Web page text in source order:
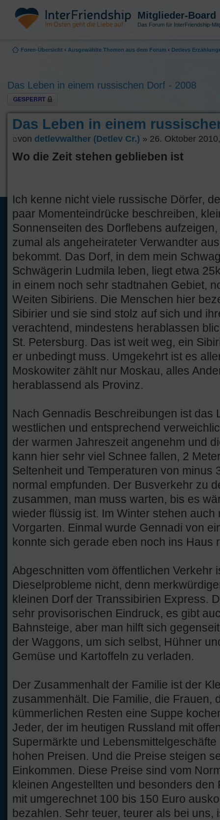
Mitglieder-Board
Das Forum für InterFriendship-
Foren-Übersicht ‹ Ausgewählte Themen aus dem Forum ‹ Detlevs
Das Leben in einem russischen Dorf - 2008
Thema gesperrt
Das Leben in einem
von detlevwalther (Detlev Cr.) » 26. Oktober
Wo die Zeit stehen geblieben ist
Ich kenne nicht viele russische Dörfer,
paar Momenteindrücke beschreiben,
Sonnenseiten des Dorflebens
zumal als angeheirateter Verwandter
bekommt. Das Dorf, in dem mein
Schwägerin Ludmila leben, liegt etwa
in einem noch sehr stadtnahen Gebiet,
Weiten Sibiriens. Die Menschen hier
Sibirier und sie sind stolz auf sich und
verachtend, mindestens herablassen
St. Petersburg. Das ist weit weg, ein
er unbedingt muss. Umgekehrt ist es
Moskowiter zählt nur Moskau, alles
herablassend als Provinz.
Nach Gennadis Beschreibungen ist das
westlichen und entsprechend
der warmen Jahreszeit angenehm und
kann hier sehr viel Schnee fallen, 2
Seltenheit und Temperaturen von minus
normal empfunden. Der Busverkehr zu
zusammen, man muss warten, bis es
wieder flüssig ist. Im Winter stehen auch
Vorgarten. Einmal wurde Gennadi von
konnte sich gerade eben noch ins Haus
Abgeschnitten vom öffentlichen Verkehr
Dieselprobleme nicht, denn
kleinen Dorf der Transsibirien Express.
sehr provisorischen Eindruck, es gibt
Bahnsteige, aber man hilft sich
der Waggons, um sich selbst, Hühner
Gemüse und Kartoffeln zu verladen.
Der Zusammenhalt der Familie ist der
zusammenhält. Die Familie, die Frauen,
kümmerlichen Resten eine Suppe
Jeder, der im heutigen Russland mit
Supermärkte und
hohen Preisen. Und die Preise steigen
Einkommen. Diese Preise sind vom
kleinen Angestellten und besonders den
mit umgerechnet 100 bis 150 Euro
bezahlen. Sehr teuer, teurer als bei uns,